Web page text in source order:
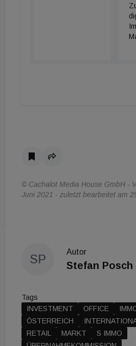
© Cachalot Media House GmbH -
Juni 2021 - zuletzt bearbeitet am
SP
Autor
Stefan Posch
Tags
INVESTMENT
OFFICE
ÖSTERREICH
RETAIL
MARKT
S IMMO